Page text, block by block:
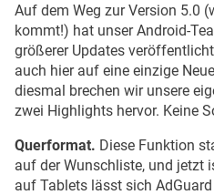
Schnellere Anwendung von
Wer
Blick darauf werfen
Auf dem Weg zur Version 5.0
kommt!) hat unser Android-
größerer Updates
auch hier auf eine einzige
diesmal brechen wir unsere
zwei Highlights hervor. Keine
Querformat. Diese Funktion
auf der Wunschliste, und jetzt
auf Tablets lässt sich